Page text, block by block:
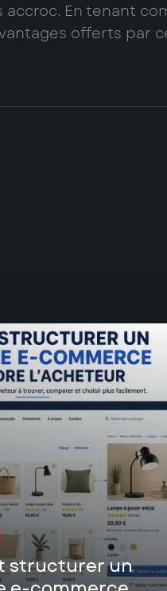
accroc. En tenant
offerts par
structurer un